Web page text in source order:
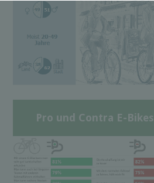
Pro und Contra E-Bikes